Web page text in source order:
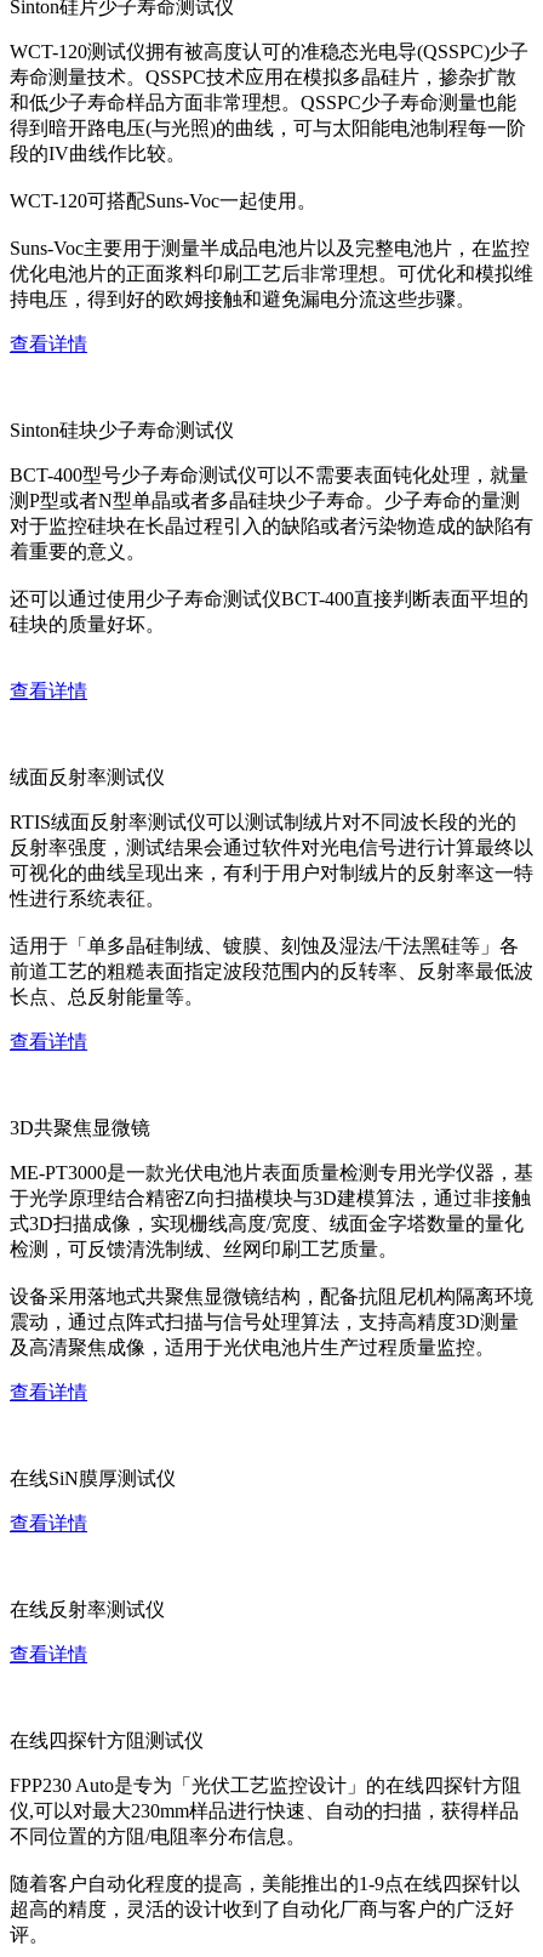
Sinton硅片少子寿命测试仪
WCT-120测试仪拥有被高度认可的准稳态光电导(QSSPC)少子
寿命测量技术。QSSPC技术应用在模拟多晶硅片，掺杂扩散
和低少子寿命样品方面非常理想。QSSPC少子寿命测量也能
得到暗开路电压(与光照)的曲线，可与太阳能电池制程每一阶
段的IV曲线作比较。
WCT-120可搭配Suns-Voc一起使用。
Suns-Voc主要用于测量半成品电池片以及完整电池片，在监控
优化电池片的正面浆料印刷工艺后非常理想。可优化和模拟维
持电压，得到好的欧姆接触和避免漏电分流这些步骤。
查看详情
Sinton硅块少子寿命测试仪
BCT-400型号少子寿命测试仪可以不需要表面钝化处理，就量
测P型或者N型单晶或者多晶硅块少子寿命。少子寿命的量测
对于监控硅块在长晶过程引入的缺陷或者污染物造成的缺陷有
着重要的意义。
还可以通过使用少子寿命测试仪BCT-400直接判断表面平坦的
硅块的质量好坏。
查看详情
绒面反射率测试仪
RTIS绒面反射率测试仪可以测试制绒片对不同波长段的光的
反射率强度，测试结果会通过软件对光电信号进行计算最终以
可视化的曲线呈现出来，有利于用户对制绒片的反射率这一特
性进行系统表征。
适用于「单多晶硅制绒、镀膜、刻蚀及湿法/干法黑硅等」各
前道工艺的粗糙表面指定波段范围内的反转率、反射率最低波
长点、总反射能量等。
查看详情
3D共聚焦显微镜
ME-PT3000是一款光伏电池片表面质量检测专用光学仪器，基
于光学原理结合精密Z向扫描模块与3D建模算法，通过非接触
式3D扫描成像，实现栅线高度/宽度、绒面金字塔数量的量化
检测，可反馈清洗制绒、丝网印刷工艺质量。
设备采用落地式共聚焦显微镜结构，配备抗阻尼机构隔离环境
震动，通过点阵式扫描与信号处理算法，支持高精度3D测量
及高清聚焦成像，适用于光伏电池片生产过程质量监控。
查看详情
在线SiN膜厚测试仪
查看详情
在线反射率测试仪
查看详情
在线四探针方阻测试仪
FPP230 Auto是专为「光伏工艺监控设计」的在线四探针方阻
仪,可以对最大230mm样品进行快速、自动的扫描，获得样品
不同位置的方阻/电阻率分布信息。
随着客户自动化程度的提高，美能推出的1-9点在线四探针以
超高的精度，灵活的设计收到了自动化厂商与客户的广泛好
评。